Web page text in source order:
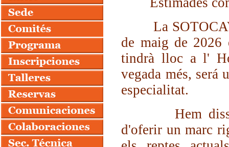
La SOTOCAV
de maig de 2026
tindrà lloc a l'
vegada més, será
especialitat.
Hem
d'oferir un marc